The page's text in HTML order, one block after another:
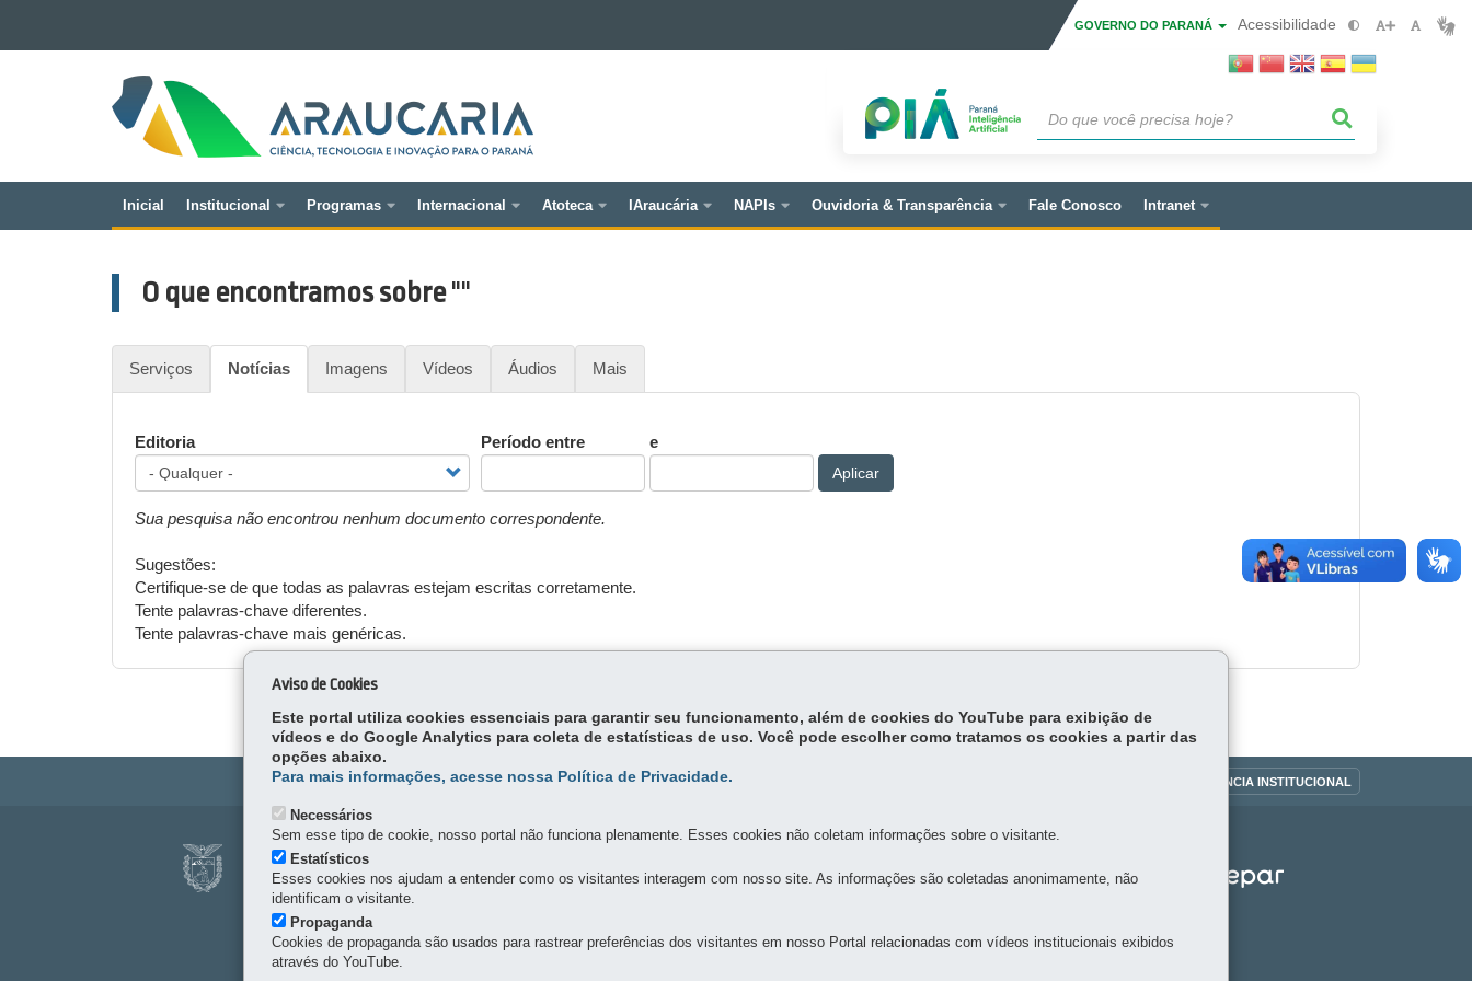
Ir para a navegação
Ir para a busca
GOVERNO DO PARANÁ Acessibilidade
FUNDAÇÃO
ARAUCÁRIA
Navegação
Inicial Institucional Programas Internacional Atoteca IAraucária NAPIs Ouvidoria & Transparência Fale Conosco Intranet
O que encontramos sobre""
Serviços Notícias Imagens Vídeos Áudios Mais
Período entre e
Editoria
Aplicar
Sua pesquisa não encontrou nenhum documento correspondente.
Sugestões:
Certifique-se de que todas as palavras estejam escritas corretamente.
Tente palavras-chave diferentes.
Tente palavras-chave mais genéricas.
MAPA DO SITE TRANSPARÊNCIA INSTITUCIONAL
Navegação
principal
FUNDAÇÃO ARAUCÁRIA
Av. Comendador Franco, 1341 - Jardim Botânico-80215-090-Curitiba-PR
41 3218-9250
Aviso de Cookies
Este portal utiliza cookies essenciais para garantir seu funcionamento, além de cookies do YouTube para exibição de
vídeos e do Google Analytics para coleta de estatísticas de uso. Você pode escolher como tratamos os cookies a partir das
opções abaixo.
Para mais informações, acesse nossa Política de Privacidade.
Necessários
Sem esse tipo de cookie, nosso portal não funciona plenamente. Esses cookies não coletam informações sobre o visitante.
Estatísticos
Esses cookies nos ajudam a entender como os visitantes interagem com nosso site. As informações são coletadas anonimamente, não
identificam o visitante.
Propaganda
Cookies de propaganda são usados para rastrear preferências dos visitantes em nosso Portal relacionadas com vídeos institucionais exibidos
através do YouTube.